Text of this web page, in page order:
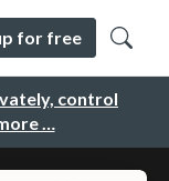
control
…
for free